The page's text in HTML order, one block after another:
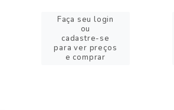
Faça seu login
ou
cadastre-se
para ver preços
e comprar